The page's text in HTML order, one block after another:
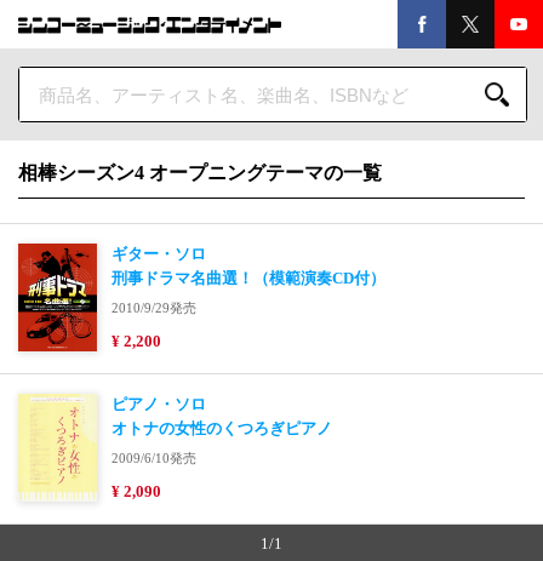
相棒シーズン4 オープニングテーマの一覧
ギター・ソロ
刑事ドラマ名曲選！（模範演奏CD付）
2010/9/29発売
¥ 2,200
ピアノ・ソロ
オトナの女性のくつろぎピアノ
2009/6/10発売
¥ 2,090
1/1